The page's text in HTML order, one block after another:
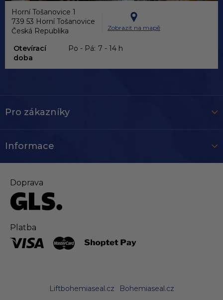
Pro zákazníky
Informace
Horní Tošanovice 1
739 53 Horní Tošanovice
Česká Republika
Zobrazit na mapě
Otevírací
doba
Po - Pá: 7 - 14 h
Doprava
Platba
Liftbohemiaseal.cz Bohemiaseal.cz